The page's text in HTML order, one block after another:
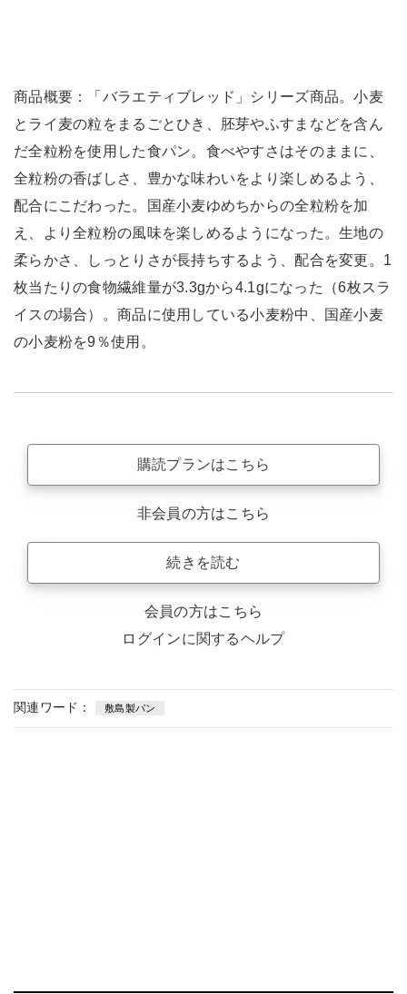
商品概要：「バラエティブレッド」シリーズ商品。小麦
とライ麦の粒をまるごとひき、胚芽やふすまなどを含ん
だ全粒粉を使用した食パン。食べやすさはそのままに、
全粒粉の香ばしさ、豊かな味わいをより楽しめるよう、
配合にこだわった。国産小麦ゆめちからの全粒粉を加
え、より全粒粉の風味を楽しめるようになった。生地の
柔らかさ、しっとりさが長持ちするよう、配合を変更。1
枚当たりの食物繊維量が3.3gから4.1gになった（6枚スラ
イスの場合）。商品に使用している小麦粉中、国産小麦
の小麦粉を9％使用。
購読プランはこちら
非会員の方はこちら
続きを読む
会員の方はこちら
ログインに関するヘルプ
関連ワード： 敷島製パン